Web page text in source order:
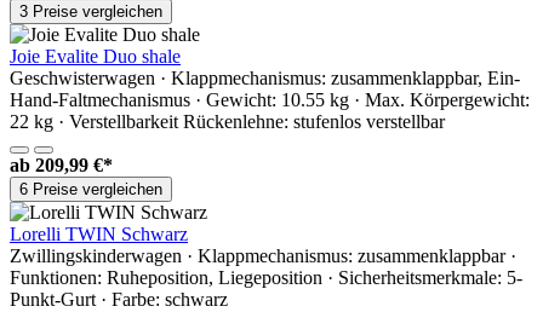
3 Preise vergleichen
Joie Evalite Duo shale
Geschwisterwagen · Klappmechanismus: zusammenklappbar, Ein-
Hand-Faltmechanismus · Gewicht: 10.55 kg · Max. Körpergewicht:
22 kg · Verstellbarkeit Rückenlehne: stufenlos verstellbar
ab 209,99 €*
6 Preise vergleichen
Lorelli TWIN Schwarz
Zwillingskinderwagen · Klappmechanismus: zusammenklappbar ·
Funktionen: Ruheposition, Liegeposition · Sicherheitsmerkmale: 5-
Punkt-Gurt · Farbe: schwarz